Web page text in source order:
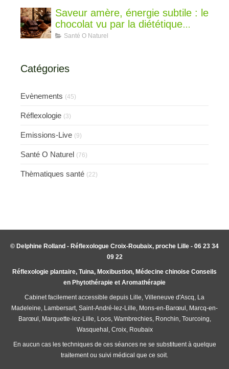
Saveur amère, énergie subtile : le
chocolat vu par la diététique
chinoise
Santé O Naturel
Catégories
Evènements (45)
Réflexologie (3)
Emissions-Live (9)
Santé O Naturel (76)
Thèmatiques santé (22)
© Delphine Rolland - Réflexologue Croix-Roubaix, proche Lille - 06 23 34
09 22
Réflexologie plantaire, Tuina, Moxibustion, Médecine chinoise Conseils
en Phytothérapie et Aromathérapie
Cabinet facilement accessible depuis Lille, Villeneuve d'Ascq, La
Madeleine, Lambersart, Saint-André-lez-Lille, Mons-en-Barœul, Marcq-en-
Barœul, Marquette-lez-Lille, Loos, Wambrechies, Ronchin, Tourcoing,
Wasquehal, Croix, Roubaix
En aucun cas les techniques de ces séances ne se substituent à quelque
traitement ou suivi médical que ce soit.